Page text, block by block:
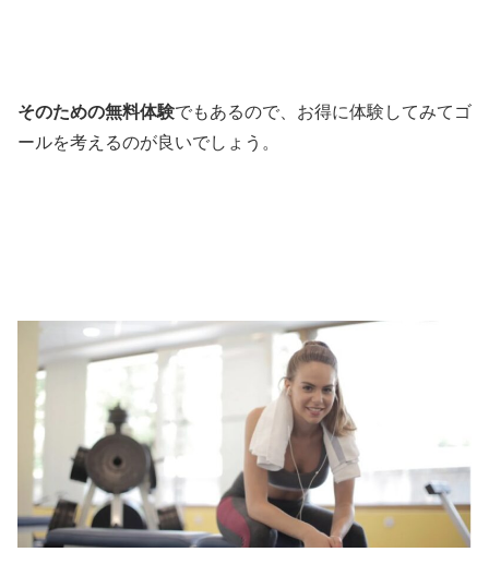
そのための無料体験でもあるので、お得に体験してみてゴ
ールを考えるのが良いでしょう。